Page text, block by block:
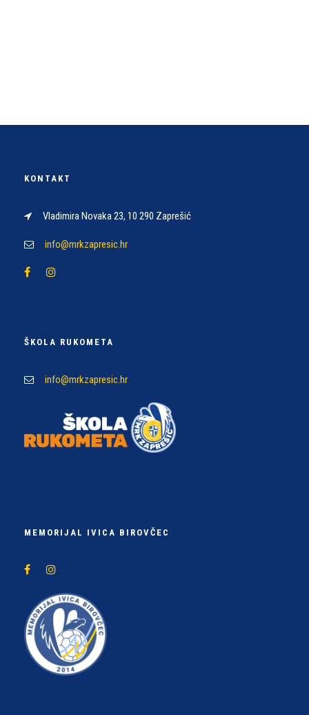
KONTAKT
Vladimira Novaka 23, 10 290 Zaprešić
info@mrkzapresic.hr
ŠKOLA RUKOMETA
info@mrkzapresic.hr
MEMORIJAL IVICA BIROVČEC